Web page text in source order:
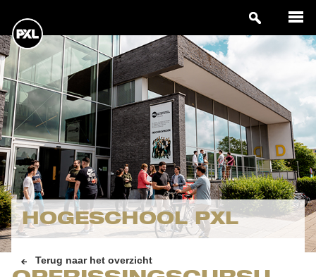
HOGESCHOOL PXL
Terug naar het overzicht